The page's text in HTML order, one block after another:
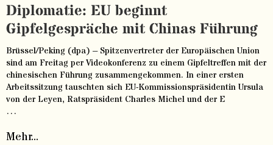
Diplomatie: EU beginnt
Gipfelgespräche mit Chinas Führung
Brüssel/Peking (dpa) – Spitzenvertreter der Europäischen Union
sind am Freitag per Videokonferenz zu einem Gipfeltreffen mit der
chinesischen Führung zusammengekommen. In einer ersten
Arbeitssitzung tauschten sich EU-Kommissionspräsidentin Ursula
von der Leyen, Ratspräsident Charles Michel und der E
…
Mehr...